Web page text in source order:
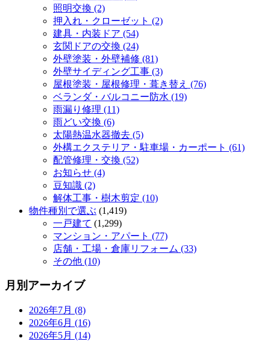
照明交換 (2)
押入れ・クローゼット (2)
建具・内装ドア (54)
玄関ドアの交換 (24)
外壁塗装・外壁補修 (81)
外壁サイディング工事 (3)
屋根塗装・屋根修理・葺き替え (76)
ベランダ・バルコニー防水 (19)
雨漏り修理 (11)
雨どい交換 (6)
太陽熱温水器撤去 (5)
外構エクステリア・駐車場・カーポート (61)
配管修理・交換 (52)
お知らせ (4)
豆知識 (2)
解体工事・樹木剪定 (10)
物件種別で選ぶ (1,419)
一戸建て (1,299)
マンション・アパート (77)
店舗・工場・倉庫リフォーム (33)
その他 (10)
月別アーカイブ
2026年7月 (8)
2026年6月 (16)
2026年5月 (14)